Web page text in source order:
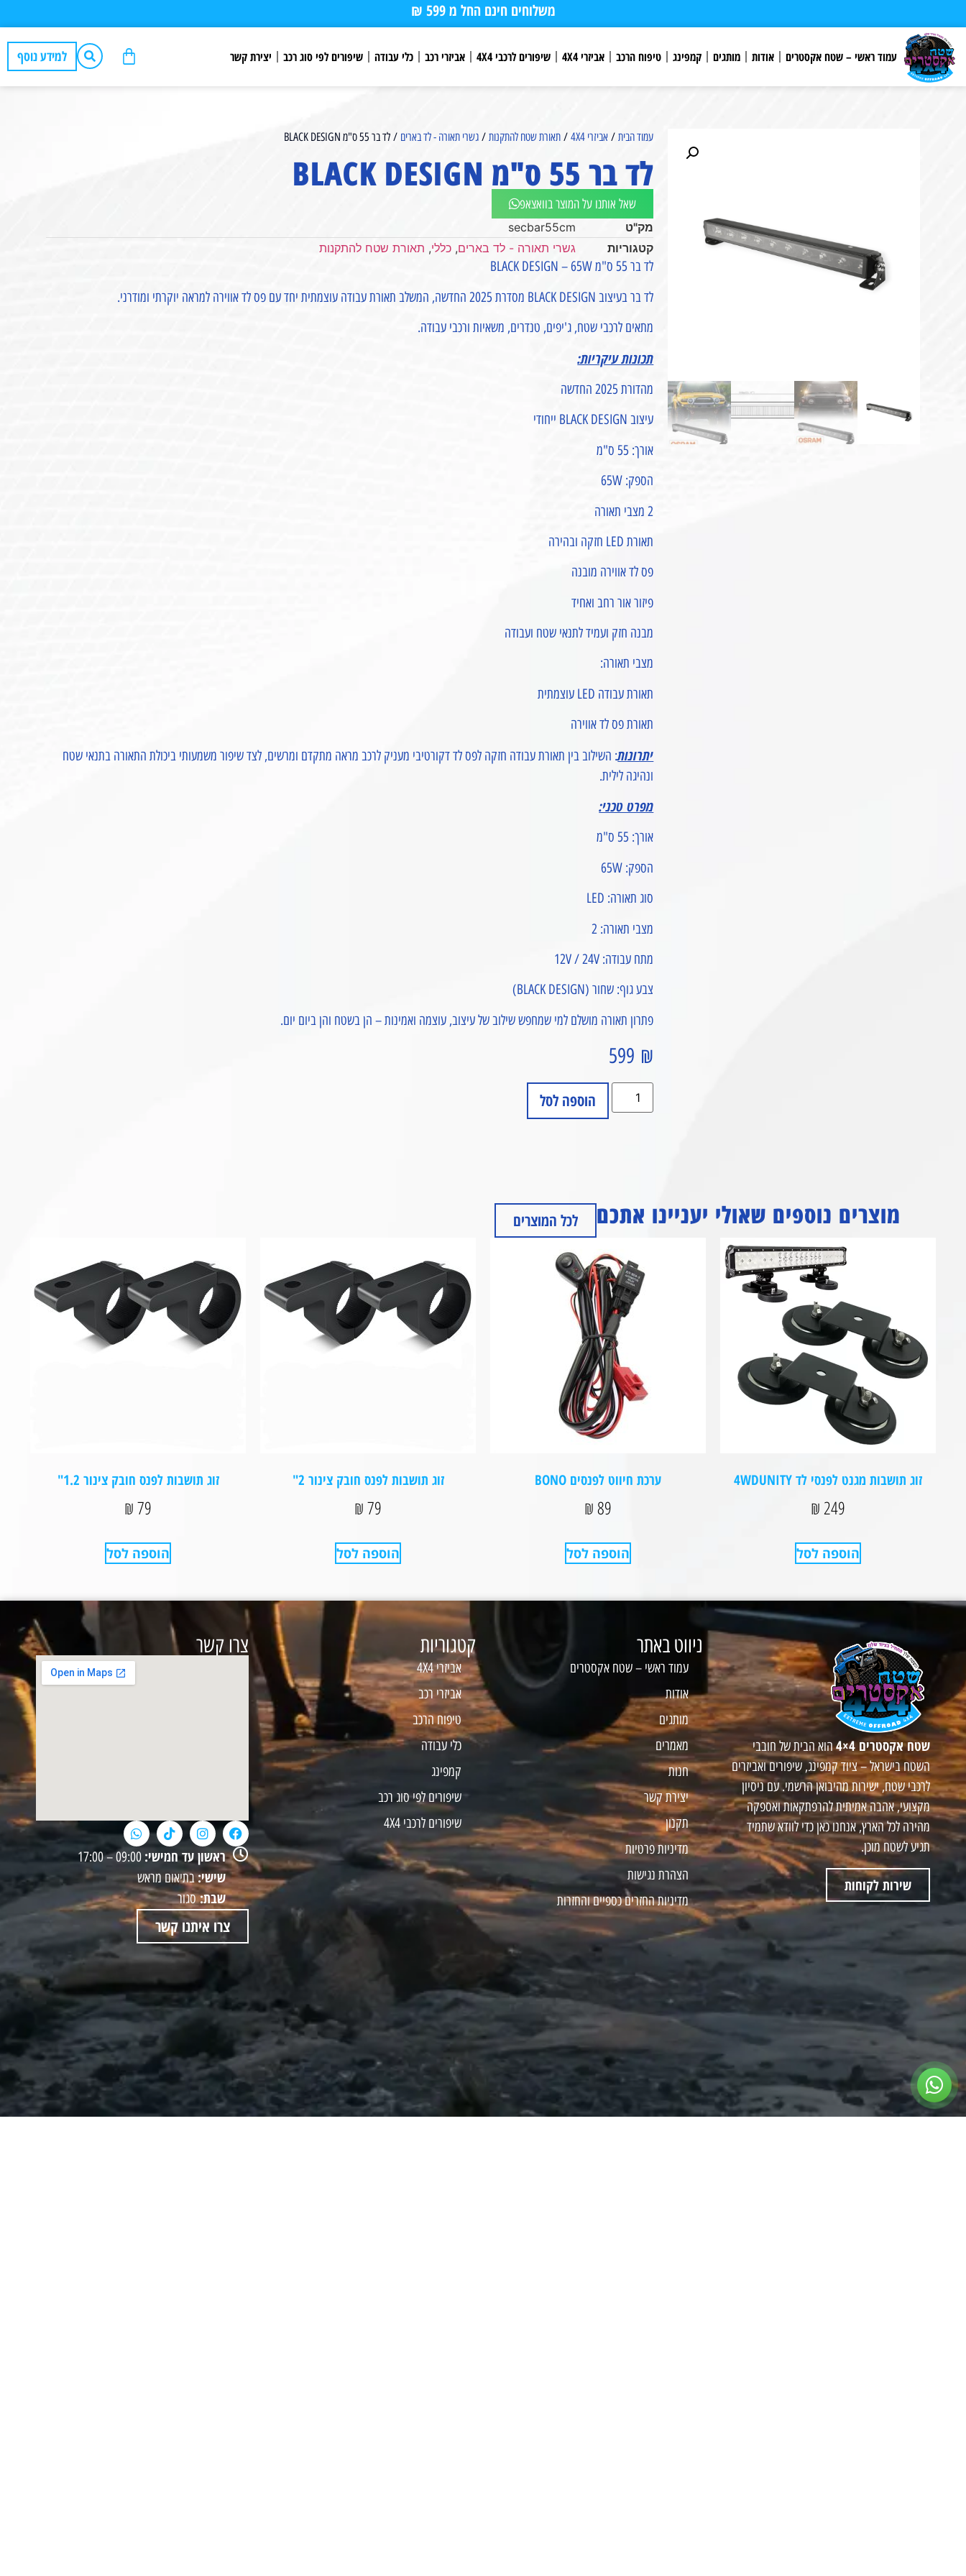
משלוחים חינם החל מ 599 ₪
עמוד ראשי – שטח אקסטרים אודות מותגים קמפינג טיפוח הרכב אביזרי 4X4 שיפורים לרכבי 4X4 אביזרי רכב כלי עבודה שיפורים לפי סוג רכב יצירת קשר למידע נוסף
עמוד הבית/ אביזרי 4X4 / תאורת שטח להתקנות/ גשרי תאורה - לד בארים / לד בר 55 ס"מ BLACK DESIGN
לד בר 55 ס"מ BLACK DESIGN
שאל אותנו על המוצר בוואצאפ
מק"ט
secbar55cm
קטגוריות
גשרי תאורה - לד בארים, כללי, תאורת שטח להתקנות
לד בר 55 ס"מ BLACK DESIGN – 65W
לד בר בעיצוב BLACK DESIGN מסדרת 2025 החדשה, המשלב תאורת עבודה עוצמתית יחד עם פס לד אווירה למראה יוקרתי ומודרני.
מתאים לרכבי שטח, ג'יפים, טנדרים, משאיות ורכבי עבודה.
תכונות עיקריות:
מהדורת 2025 החדשה
עיצוב BLACK DESIGN ייחודי
אורך: 55 ס"מ
הספק: 65W
2 מצבי תאורה
תאורת LED חזקה ובהירה
פס לד אווירה מובנה
פיזור אור רחב ואחיד
מבנה חזק ועמיד לתנאי שטח ועבודה
מצבי תאורה:
תאורת עבודה LED עוצמתית
תאורת פס לד אווירה
יתרונות: השילוב בין תאורת עבודה חזקה לפס לד דקורטיבי מעניק לרכב מראה מתקדם ומרשים, לצד שיפור משמעותי ביכולת התאורה בתנאי שטח
ונהיגה לילית.
מפרט טכני:
אורך: 55 ס"מ
הספק: 65W
סוג תאורה: LED
מצבי תאורה: 2
מתח עבודה: 12V / 24V
צבע גוף: שחור (BLACK DESIGN)
פתרון תאורה מושלם למי שמחפש שילוב של עיצוב, עוצמה ואמינות – הן בשטח והן ביום יום.
599 ₪
הוספה לסל
מוצרים נוספים שאולי יעניינו אתכם לכל המוצרים
זוג תושבות מגנט לפנסי לד 4WDUNITY
249
₪
הוספה לסל
ערכת חיווט לפנסים BONO
89
₪
הוספה לסל
זוג תושבות לפנס חובק צינור 2"
79
₪
הוספה לסל
זוג תושבות לפנס חובק צינור 1.2"
79
₪
הוספה לסל
שטח אקסטרים 4×4
הוא הבית של חובבי
השטח בישראל – ציוד קמפינג, שיפורים ואביזרים
לרכבי שטח, ישירות מהיבואן הרשמי. עם ניסיון
מקצועי, אהבה אמיתית להרפתקאות ואספקה
מהירה לכל הארץ, אנחנו כאן כדי לוודא שתמיד
תגיע לשטח מוכן.
שירות לקוחות
ניווט באתר
עמוד ראשי – שטח אקסטרים
אודות
מותגים
מאמרים
חנות
יצירת קשר
תקנון
מדיניות פרטיות
הצהרת נגישות
מדיניות החזרים כספיים והחזרות
קטגוריות
אביזרי 4X4
אביזרי רכב
טיפוח הרכב
כלי עבודה
קמפינג
שיפורים לפי סוג רכב
שיפורים לרכבי 4X4
צרו קשר
ראשון עד חמישי: 09:00 – 17:00
שישי:בתיאום מראש
שבת:סגור
צרו איתנו קשר